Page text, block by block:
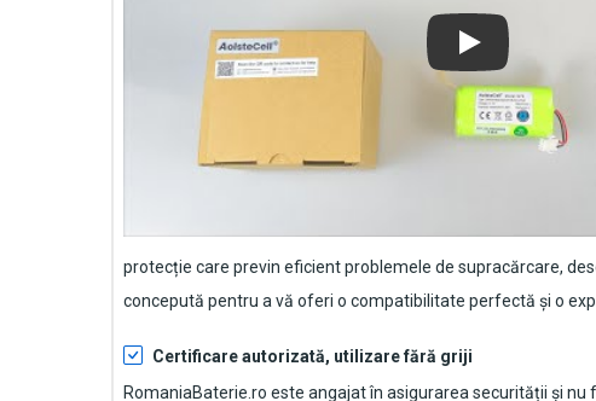
protecție care previn eficient problemele de supracărcare,
concepută pentru a vă oferi o compatibilitate perfectă și o
Certificare autorizată, utilizare fără griji
RomaniaBaterie.ro este angajat în asigurarea securității și